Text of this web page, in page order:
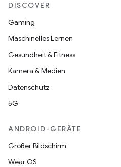
DISCOVER
Gaming
Maschinelles Lernen
Gesundheit & Fitness
Kamera & Medien
Datenschutz
5G
ANDROID-GERÄTE
Großer Bildschirm
Wear OS